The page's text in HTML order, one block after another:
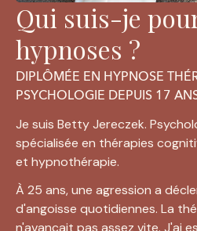
Qui suis-je
hypnoses ?
DIPLÔMÉE EN HYPNOSE
PSYCHOLOGIE DEPUIS 17
Je suis Betty Jereczek.
spécialisée en thérapies
et hypnothérapie.
À 25 ans, une agression a
d'angoisse quotidiennes. La
n'avançait pas assez vite. J'ai